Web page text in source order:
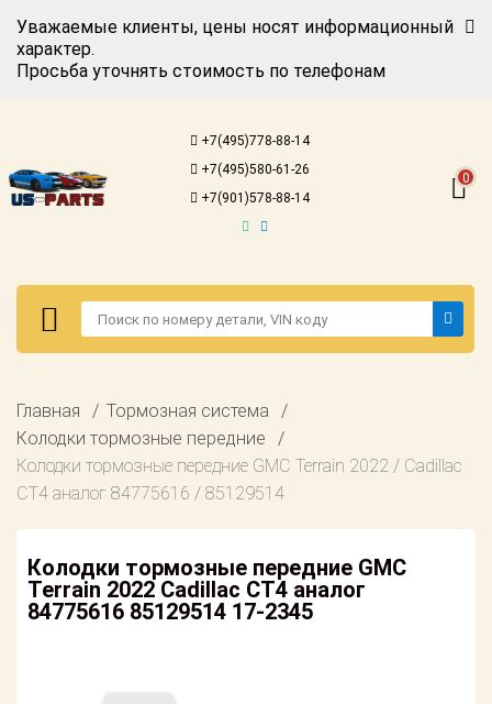
Уважаемые клиенты, цены носят информационный
характер.
Просьба уточнять стоимость по телефонам
+7(495)778-88-14
+7(495)580-61-26
+7(901)578-88-14
0
Авторизация
американских
автомобилей
запросу
техобслуживание
Доставка
Оплата
Возврат
Поставщикам
Регистрация
Каталог для
американских
Онлайн каталоги
- любые
запчасти
Главная
Тормозная система
Колодки тормозные передние
Колодки тормозные передние GMC Terrain 2022 / Cadillac
CT4 аналог 84775616 / 85129514
Колодки тормозные передние GMC
Terrain 2022 Cadillac CT4 аналог
84775616 85129514 17-2345